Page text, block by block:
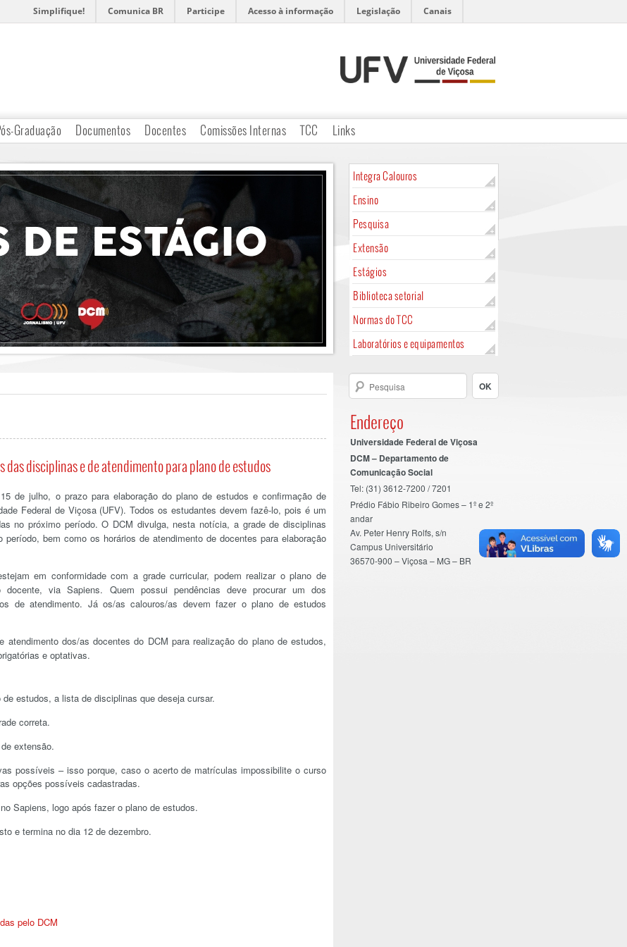
Simplifique! Comunica BR Participe Acesso à informação Legislação Canais
Graduação Documentos Docentes Comissões Internas TCC Links
Integra Calouros
Ensino
Pesquisa
Extensão
Estágios
Biblioteca setorial
Normas do TCC
Laboratórios e equipamentos
Endereço
Universidade Federal de Viçosa
DCM – Departamento de
Comunicação Social
Tel: (31) 3612-7200 / 7201
Prédio Fábio Ribeiro Gomes – 1º e 2º
andar
Av. Peter Henry Rolfs, s/n
Campus Universitário
36570-900 – Viçosa – MG – BR
disciplinas e de atendimento para plano de estudos
de julho, o prazo para elaboração do plano de estudos e confirmação de
Federal de Viçosa (UFV). Todos os estudantes devem fazê-lo, pois é um
no próximo período. O DCM divulga, nesta notícia, a grade de disciplinas
bem como os horários de atendimento de docentes para elaboração
em conformidade com a grade curricular, podem realizar o plano de
docente, via Sapiens. Quem possui pendências deve procurar um dos
de atendimento. Já os/as calouros/as devem fazer o plano de estudos
atendimento dos/as docentes do DCM para realização do plano de estudos,
e optativas.
estudos, a lista de disciplinas que deseja cursar.
correta.
extensão.
possíveis – isso porque, caso o acerto de matrículas impossibilite o curso
opções possíveis cadastradas.
Sapiens, logo após fazer o plano de estudos.
e termina no dia 12 de dezembro.
pelo DCM